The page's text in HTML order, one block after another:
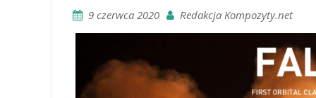
9 czerwca 2020 Redakcja Kompozyty.net